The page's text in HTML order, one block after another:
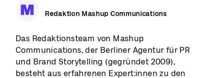
Redaktion Mashup Communications
Das Redaktionsteam von Mashup
Communications, der Berliner Agentur für PR
und Brand Storytelling (gegründet 2009),
besteht aus erfahrenen Expert:innen zu den